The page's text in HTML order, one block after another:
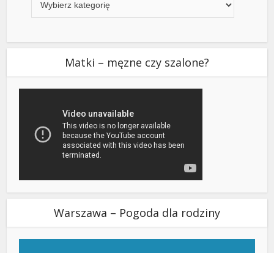
Matki – męzne czy szalone?
Warszawa – Pogoda dla rodziny